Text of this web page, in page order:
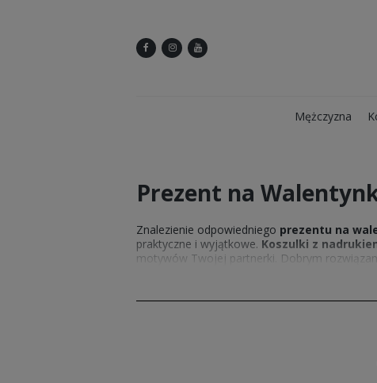
Mężczyzna
Prezent na
Znalezienie odpowiedniego prezentu na
praktyczne i wyjątkowe. Koszulki z
motywów Twojej partnerki. Dobrym